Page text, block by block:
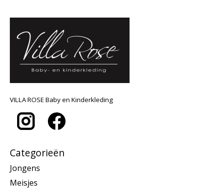
VILLA ROSE Baby en Kinderkleding
Categorieën
Jongens
Meisjes